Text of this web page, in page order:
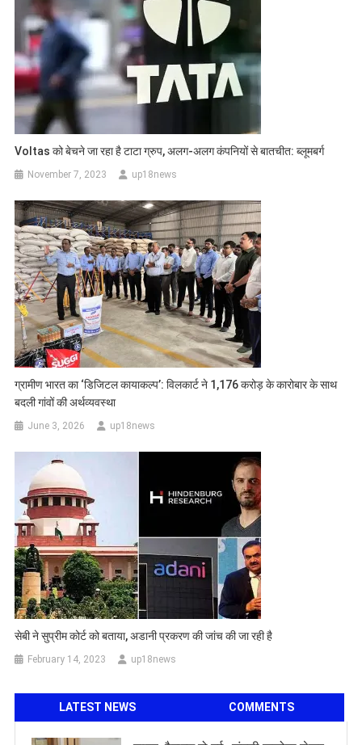
Voltas को बेचने जा रहा है टाटा ग्रुप, अलग-अलग कंपनियों से बातचीत: ब्लूमबर्ग
November 7, 2023 up18news
ग्रामीण भारत का ‘डिजिटल कायाकल्प’: विलकार्ट ने 1,176 करोड़ के कारोबार के साथ
बदली गांवों की अर्थव्यवस्था
June 3, 2026 up18news
सेबी ने सुप्रीम कोर्ट को बताया, अडानी प्रकरण की जांच की जा रही है
February 14, 2023 up18news
LATEST NEWS COMMENTS